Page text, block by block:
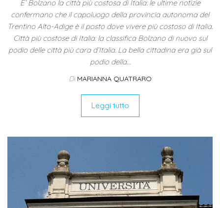
E’ Bolzano la città più costosa di Italia: le ultime notizie
confermano che il capoluogo della provincia autonoma del
Trentino Alto-Adige è il posto dove vivere più costoso di Italia.
Città più costose di Italia: la classifica Bolzano di nuovo sul
podio delle città più cara d’Italia. La bella cittadina era già sul
podio della…
Di MARIANNA QUATRARO
Leggi tutto